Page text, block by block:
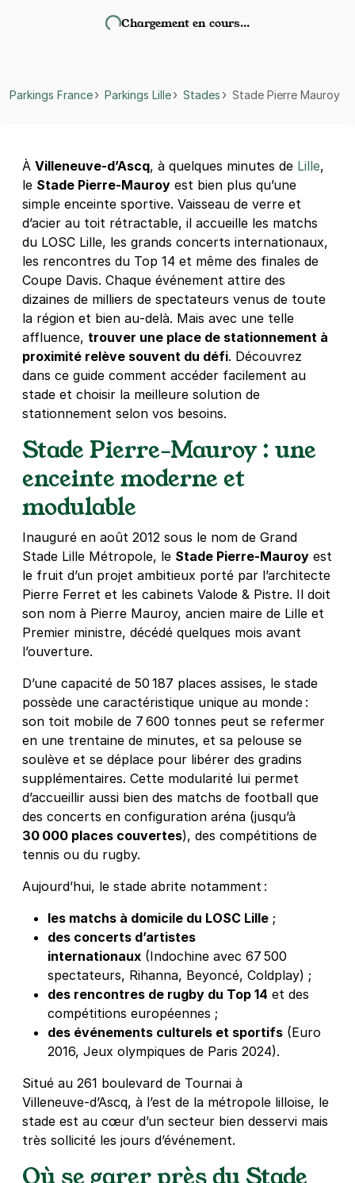
Chargement en cours…
Parkings France Parkings Lille Stades Stade Pierre Mauroy
À Villeneuve‑d’Ascq, à quelques minutes de Lille,
le Stade Pierre‑Mauroy est bien plus qu’une
simple enceinte sportive. Vaisseau de verre et
d’acier au toit rétractable, il accueille les matchs
du LOSC Lille, les grands concerts internationaux,
les rencontres du Top 14 et même des finales de
Coupe Davis. Chaque événement attire des
dizaines de milliers de spectateurs venus de toute
la région et bien au‑delà. Mais avec une telle
affluence, trouver une place de stationnement à
proximité relève souvent du défi. Découvrez
dans ce guide comment accéder facilement au
stade et choisir la meilleure solution de
stationnement selon vos besoins.
Stade Pierre‑Mauroy : une
enceinte moderne et
modulable
Inauguré en août 2012 sous le nom de Grand
Stade Lille Métropole, le Stade Pierre‑Mauroy est
le fruit d’un projet ambitieux porté par l’architecte
Pierre Ferret et les cabinets Valode & Pistre. Il doit
son nom à Pierre Mauroy, ancien maire de Lille et
Premier ministre, décédé quelques mois avant
l’ouverture.
D’une capacité de 50 187 places assises, le stade
possède une caractéristique unique au monde :
son toit mobile de 7 600 tonnes peut se refermer
en une trentaine de minutes, et sa pelouse se
soulève et se déplace pour libérer des gradins
supplémentaires. Cette modularité lui permet
d’accueillir aussi bien des matchs de football que
des concerts en configuration aréna (jusqu’à
30 000 places couvertes), des compétitions de
tennis ou du rugby.
Aujourd’hui, le stade abrite notamment :
les matchs à domicile du LOSC Lille ;
des concerts d’artistes
internationaux (Indochine avec 67 500
spectateurs, Rihanna, Beyoncé, Coldplay) ;
des rencontres de rugby du Top 14 et des
compétitions européennes ;
des événements culturels et sportifs (Euro
2016, Jeux olympiques de Paris 2024).
Situé au 261 boulevard de Tournai à
Villeneuve‑d’Ascq, à l’est de la métropole lilloise, le
stade est au cœur d’un secteur bien desservi mais
très sollicité les jours d’événement.
Où se garer près du Stade